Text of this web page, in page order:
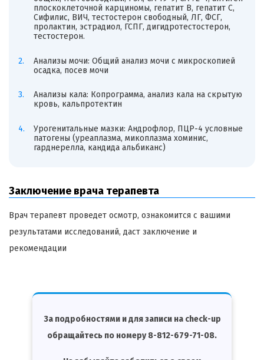
плоскоклеточной карциномы, гепатит В, гепатит С,
Сифилис, ВИЧ, тестостерон свободный, ЛГ, ФСГ,
пролактин, эстрадиол, ГСПГ, дигидротестостерон,
тестостерон.
Анализы мочи: Общий анализ мочи с микроскопией
осадка, посев мочи
Анализы кала: Копрограмма, анализ кала на скрытую
кровь, кальпротектин
Урогенитальные мазки: Андрофлор, ПЦР-4 условные
патогены (уреаплазма, микоплазма хоминис,
гарднерелла, кандида альбиканс)
Заключение врача терапевта
Врач терапевт проведет осмотр, ознакомится с вашими
результатами исследований, даст заключение и
рекомендации
За подробностями и для записи на check-up
обращайтесь по номеру 8-812-679-71-08.